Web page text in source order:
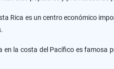
Rica es un centro económico
en la costa del Pacífico es famosa